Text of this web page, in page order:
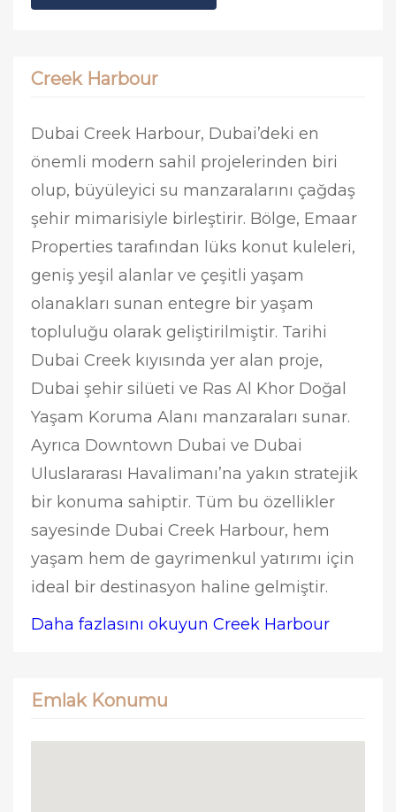
Creek Harbour
Dubai Creek Harbour, Dubai’deki en
önemli modern sahil projelerinden biri
olup, büyüleyici su manzaralarını çağdaş
şehir mimarisiyle birleştirir. Bölge, Emaar
Properties tarafından lüks konut kuleleri,
geniş yeşil alanlar ve çeşitli yaşam
olanakları sunan entegre bir yaşam
topluluğu olarak geliştirilmiştir. Tarihi
Dubai Creek kıyısında yer alan proje,
Dubai şehir silüeti ve Ras Al Khor Doğal
Yaşam Koruma Alanı manzaraları sunar.
Ayrıca Downtown Dubai ve Dubai
Uluslararası Havalimanı’na yakın stratejik
bir konuma sahiptir. Tüm bu özellikler
sayesinde Dubai Creek Harbour, hem
yaşam hem de gayrimenkul yatırımı için
ideal bir destinasyon haline gelmiştir.
Daha fazlasını okuyun Creek Harbour
Emlak Konumu